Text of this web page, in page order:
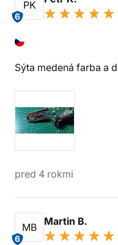
PK
6
Sýta medená farba a
pred 4 rokmi
MB
6
Martin B.